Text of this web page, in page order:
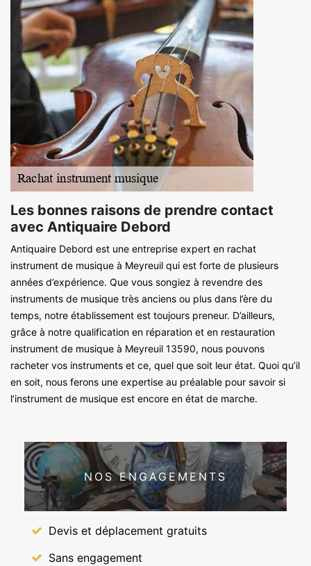
Les bonnes raisons de prendre contact
avec Antiquaire Debord
Antiquaire Debord est une entreprise expert en rachat
instrument de musique à Meyreuil qui est forte de plusieurs
années d’expérience. Que vous songiez à revendre des
instruments de musique très anciens ou plus dans l’ère du
temps, notre établissement est toujours preneur. D’ailleurs,
grâce à notre qualification en réparation et en restauration
instrument de musique à Meyreuil 13590, nous pouvons
racheter vos instruments et ce, quel que soit leur état. Quoi qu’il
en soit, nous ferons une expertise au préalable pour savoir si
l’instrument de musique est encore en état de marche.
NOS ENGAGEMENTS
Devis et déplacement gratuits
Sans engagement